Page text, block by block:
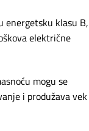
energetsku klasu B,
električne
mogu se
i produžava vek